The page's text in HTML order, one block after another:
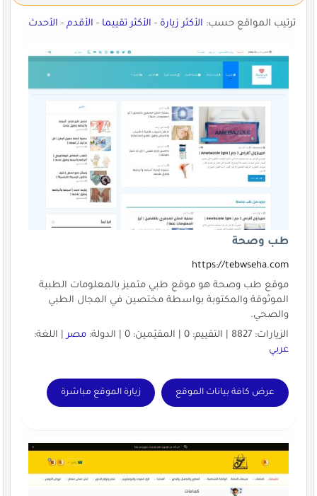
ترتيب المواقع حسب: الأكثر زيارة-الأكثر تقييما-الأقدم-الأحدث
طب وصحة
https://tebwseha.com
موقع طب وصحة هو موقع طبي متميز بالمعلومات الطبية
الموثوقة والمكتوبة بواسطة مختصين في المجال الطبي
والصحي.
الزيارات: 8827 | التقييم: 0 | المقيّمين: 0 | الدولة:
مصر| اللغة:
عربي
عرض كافة بيانات الموقع زيارة الموقع مباشرة